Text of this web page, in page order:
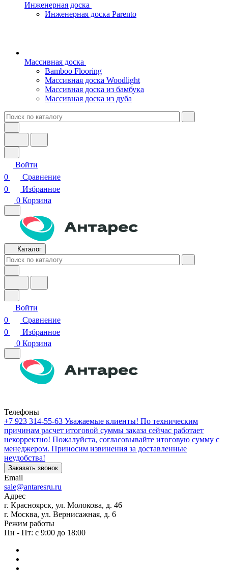
Инженерная доска
Инженерная доска Parento
Массивная доска
Bamboo Flooring
Массивная доска Woodlight
Массивная доска из бамбука
Массивная доска из дуба
Войти
0
Сравнение
0
Избранное
0 Корзина
Каталог
Войти
0
Сравнение
0
Избранное
0 Корзина
Телефоны
+7 923 314-55-63 Уважаемые клиенты! По техническим
причинам расчет итоговой суммы заказа сейчас работает
некорректно! Пожалуйста, согласовывайте итоговую сумму с
менеджером. Приносим извинения за доставленные
неудобства!
Заказать звонок
Email
sale@antaresru.ru
Адрес
г. Красноярск, ул. Молокова, д. 46
г. Москва, ул. Вернисажная, д. 6
Режим работы
Пн - Пт: с 9:00 до 18:00